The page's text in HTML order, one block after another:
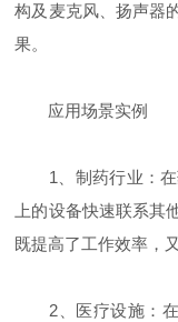
构及麦克风、扬声器
果。
应用场景实例
1、制药行业：在
上的设备快速联系其
既提高了工作效率，
2、医疗设施：在